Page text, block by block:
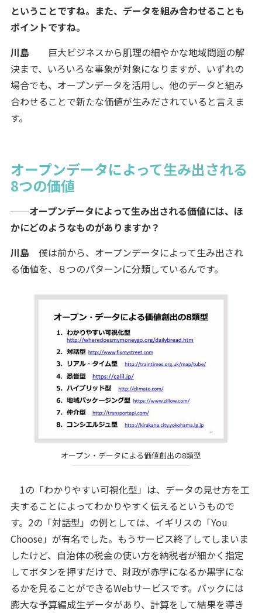
ということですね。また、データを組み合わせることも
ポイントですね。
川島
巨大ビジネスから肌理の細やかな地域問題の解
決まで、いろいろな事象が対象になりますが、いずれの
場合でも、オープンデータを活用し、他のデータと組み
合わせることで新たな価値が生みだされていると言えま
す。
オープンデータによって生み出される
8つの価値
──オープンデータによって生み出される価値には、ほ
かにどのようなものがありますか？
川島 僕は前から、オープンデータによって生み出され
る価値を、８つのパターンに分類しているんです。
オープン・データによる価値創出の8類型
1の「わかりやすい可視化型」は、データの見せ方を工
夫することによってわかりやすく伝えるというもので
す。2の「対話型」の例としては、イギリスの「You
Choose」が有名でした。もうサービス終了してしまいま
したけど、自治体の税金の使い方を納税者が細かく指定
してボタンを押すだけで、財政が赤字になるか黒字にな
るかを見ることができるWebサービスです。バックには
膨大な予算編成生データがあり、計算をして結果を導き